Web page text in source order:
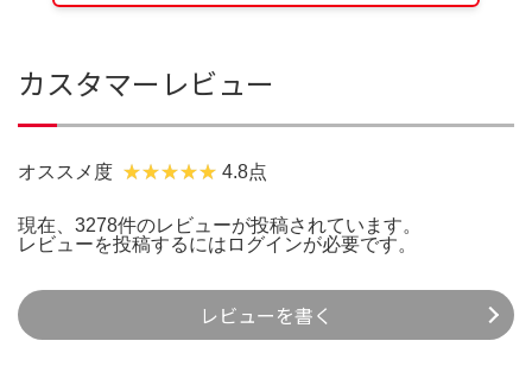
カスタマーレビュー
オススメ度 4.8点
現在、3278件のレビューが投稿されています。
レビューを投稿するには ログインが必要です。
レビューを書く